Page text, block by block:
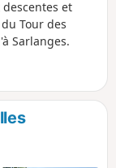
et
Tour des
Sarlanges.